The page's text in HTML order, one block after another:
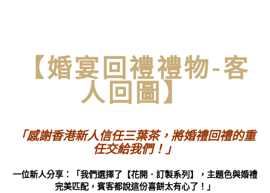
【婚宴回禮禮物-客
人回圖】
「感謝香港新人信任三葉茶，將婚禮回禮的重
任交給我們！」
一位新人分享：「我們選擇了【花開．訂製系列】，主題色與婚禮
完美匹配，賓客都說這份喜餅太有心了！」